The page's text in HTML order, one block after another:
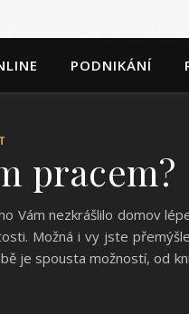
PODNIKÁNÍ
pracem?
Vám nezkrášlilo domov
Možná i vy jste
je spousta možností, od